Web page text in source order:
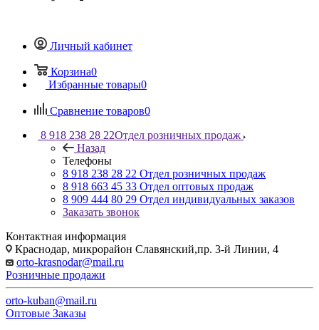
Личный кабинет
Корзина0
Избранные товары0
Сравнение товаров0
8 918 238 28 22Отдел розничных продаж
Назад
Телефоны
8 918 238 28 22 Отдел розничных продаж
8 918 663 45 33 Отдел оптовых продаж
8 909 444 80 29 Отдел индивидуальных заказов
Заказать звонок
Контактная информация
Краснодар, микрорайон Славянский,пр. 3-й Линии, 4
orto-krasnodar@mail.ru
Розничные продажи
orto-kuban@mail.ru
Оптовые Заказы